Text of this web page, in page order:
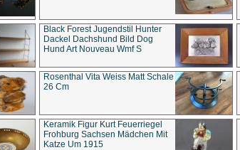
Black Forest Jugendstil Hunter
Dackel Dachshund Bild Dog
Hund Art Nouveau Wmf S
Rosenthal Vita Weiss Matt Schale
26 Cm
Keramik Figur Kurt Feuerriegel
Frohburg Sachsen Mädchen Mit
Katze Um 1915